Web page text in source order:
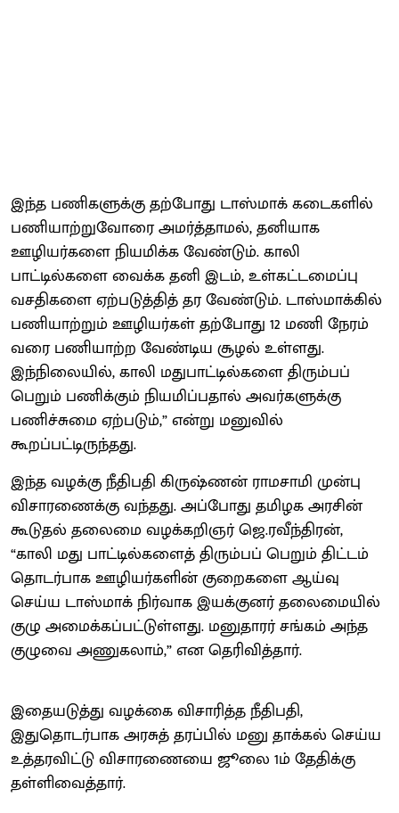
இந்த பணிகளுக்கு தற்போது டாஸ்மாக் கடைகளில்
பணியாற்றுவோரை அமர்த்தாமல், தனியாக
ஊழியர்களை நியமிக்க வேண்டும். காலி
பாட்டில்களை வைக்க தனி இடம், உள்கட்டமைப்பு
வசதிகளை ஏற்படுத்தித் தர வேண்டும். டாஸ்மாக்கில்
பணியாற்றும் ஊழியர்கள் தற்போது 12 மணி நேரம்
வரை பணியாற்ற வேண்டிய சூழல் உள்ளது.
இந்நிலையில், காலி மதுபாட்டில்களை திரும்பப்
பெறும் பணிக்கும் நியமிப்பதால் அவர்களுக்கு
பணிச்சுமை ஏற்படும்,” என்று மனுவில்
கூறப்பட்டிருந்தது.
இந்த வழக்கு நீதிபதி கிருஷ்ணன் ராமசாமி முன்பு
விசாரணைக்கு வந்தது. அப்போது தமிழக அரசின்
கூடுதல் தலைமை வழக்கறிஞர் ஜெ.ரவீந்திரன்,
“காலி மது பாட்டில்களைத் திரும்பப் பெறும் திட்டம்
தொடர்பாக ஊழியர்களின் குறைகளை ஆய்வு
செய்ய டாஸ்மாக் நிர்வாக இயக்குனர் தலைமையில்
குழு அமைக்கப்பட்டுள்ளது. மனுதாரர் சங்கம் அந்த
குழுவை அணுகலாம்,” என தெரிவித்தார்.
இதையடுத்து வழக்கை விசாரித்த நீதிபதி,
இதுதொடர்பாக அரசுத் தரப்பில் மனு தாக்கல் செய்ய
உத்தரவிட்டு விசாரணையை ஜூலை 1ம் தேதிக்கு
தள்ளிவைத்தார்.